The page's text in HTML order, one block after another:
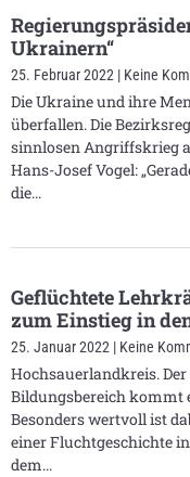
Ukrainern“
25. Februar 2022 Keine
Die Ukraine und ihre
überfallen. Die
sinnlosen Angriffskrieg
Hans-Josef Vogel:
die
Geflüchtete
zum Einstieg in
25. Januar 2022 Keine
Hochsauerlandkreis.
Bildungsbereich kommt
Besonders wertvoll ist
einer Fluchtgeschichte
dem